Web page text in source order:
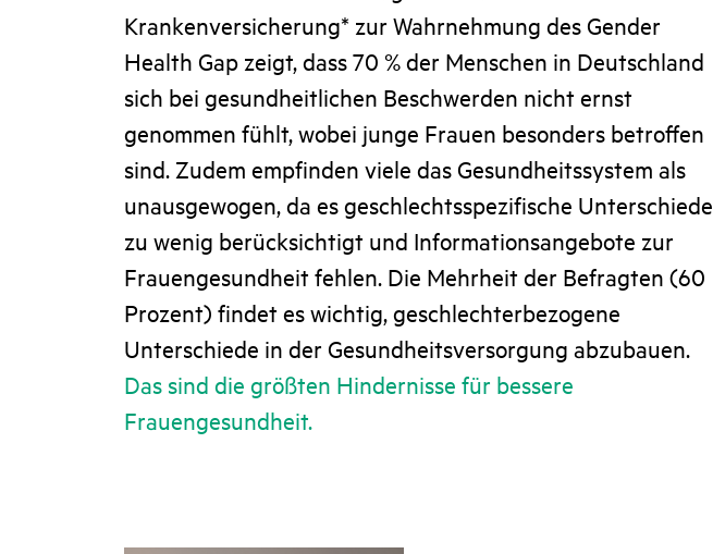
Krankenversicherung* zur Wahrnehmung des Gender
Health Gap zeigt, dass 70 % der Menschen in Deutschland
sich bei gesundheitlichen Beschwerden nicht ernst
genommen fühlt, wobei junge Frauen besonders betroffen
sind. Zudem empfinden viele das Gesundheitssystem als
unausgewogen, da es geschlechtsspezifische Unterschiede
zu wenig berücksichtigt und Informationsangebote zur
Frauengesundheit fehlen. Die Mehrheit der Befragten (60
Prozent) findet es wichtig, geschlechterbezogene
Unterschiede in der Gesundheitsversorgung abzubauen.
Das sind die größten Hindernisse für bessere
Frauengesundheit.